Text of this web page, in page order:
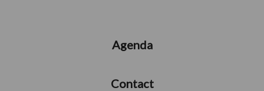
Agenda
Contact